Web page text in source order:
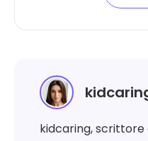
kidcaring, scrittore